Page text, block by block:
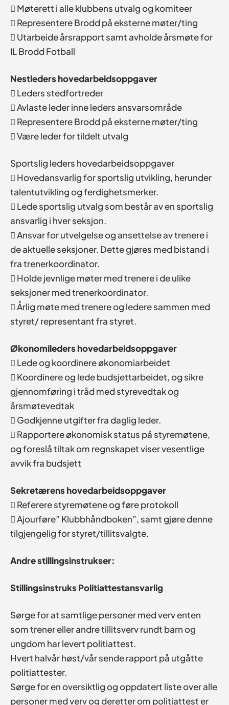
 Møterett i alle klubbens utvalg og komiteer
 Representere Brodd på eksterne møter/ting
 Utarbeide årsrapport samt avholde årsmøte for
IL Brodd Fotball
Nestleders hovedarbeidsoppgaver
 Leders stedfortreder
 Avlaste leder inne leders ansvarsområde
 Representere Brodd på eksterne møter/ting
 Være leder for tildelt utvalg
Sportslig leders hovedarbeidsoppgaver
 Hovedansvarlig for sportslig utvikling, herunder
talentutvikling og ferdighetsmerker.
 Lede sportslig utvalg som består av en sportslig
ansvarlig i hver seksjon.
 Ansvar for utvelgelse og ansettelse av trenere i
de aktuelle seksjoner. Dette gjøres med bistand i
fra trenerkoordinator.
 Holde jevnlige møter med trenere i de ulike
seksjoner med trenerkoordinator.
 Årlig møte med trenere og ledere sammen med
styret/ representant fra styret.
Økonomileders hovedarbeidsoppgaver
 Lede og koordinere økonomiarbeidet
 Koordinere og lede budsjettarbeidet, og sikre
gjennomføring i tråd med styrevedtak og
årsmøtevedtak
 Godkjenne utgifter fra daglig leder.
 Rapportere økonomisk status på styremøtene,
og foreslå tiltak om regnskapet viser vesentlige
avvik fra budsjett
Sekretærens hovedarbeidsoppgaver
 Referere styremøtene og føre protokoll
 Ajourføre” Klubbhåndboken”, samt gjøre denne
tilgjengelig for styret/tillitsvalgte.
Andre stillingsinstrukser:
Stillingsinstruks Politiattestansvarlig
Sørge for at samtlige personer med verv enten
som trener eller andre tillitsverv rundt barn og
ungdom har levert politiattest.
Hvert halvår høst/vår sende rapport på utgåtte
politiattester.
Sørge for en oversiktlig og oppdatert liste over alle
personer med verv og deretter om politiattest er